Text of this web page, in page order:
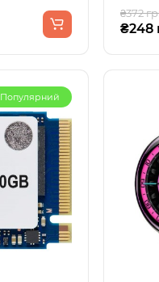
₴372
₴248
Популярний